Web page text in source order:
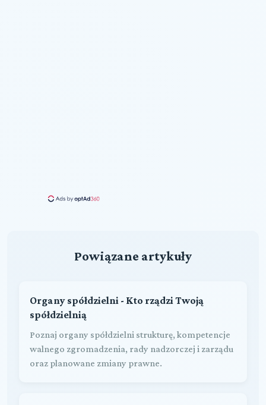
Powiązane artykuły
Organy spółdzielni - Kto rządzi Twoją
spółdzielnią
Poznaj organy spółdzielni strukturę, kompetencje
walnego zgromadzenia, rady nadzorczej i zarządu
oraz planowane zmiany prawne.